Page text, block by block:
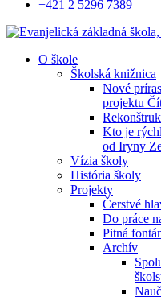
+421 2 5296 7389
O škole
Školská knižnica
Nové
projektu
Kto je
od Iryny
Vízia školy
História školy
Projekty
Čerstvé
Do práce
Pitná
Archív